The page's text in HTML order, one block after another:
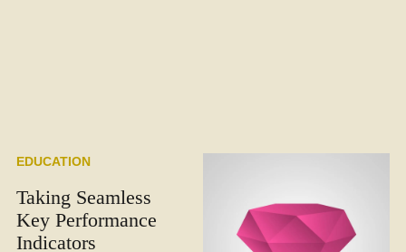
EDUCATION
Taking Seamless
Key Performance
Indicators